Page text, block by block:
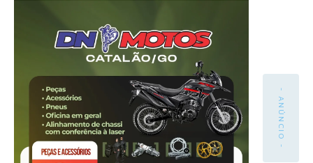
- ANÚNCIO -